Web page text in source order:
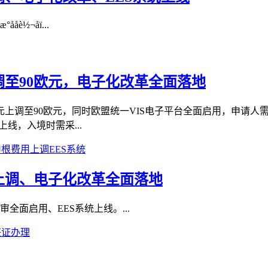
90欧元，电子化改革全面落地
调至90欧元，同时欧盟统一VIS电子平台全面启用，申请人
线，入境时需采...
费用上调EES系统
、电子化改革全面落地
全面启用、EES系统上线。...
办理